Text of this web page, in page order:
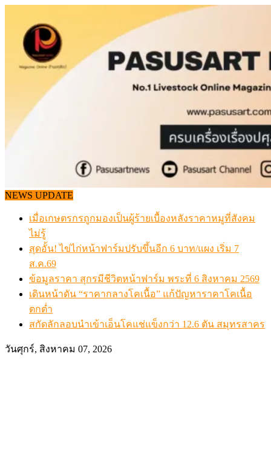
content
NEWS UPDATE
เมื่อเกษตรกรถูกมองเป็นผู้ร้ายเบื้องหลังราคาหมูที่สังคม
ไม่รู้
สุดอั้น! ไข่ไก่หน้าฟาร์มปรับขึ้นอีก 6 บาท/แผง เริ่ม 7
ส.ค.69
ข้อมูลราคา สุกรมีชีวิตหน้าฟาร์ม พระที่ 6 สิงหาคม 2569
เดินหน้าดัน “ราคากลางโคเนื้อ” แก้ปัญหาราคาโคเนื้อ
ตกต่ำ
สกัดลักลอบนำเข้าเอ็นโคแช่แข็งกว่า 12.6 ตัน สมุทรสาคร
วันศุกร์, สิงหาคม 07, 2026